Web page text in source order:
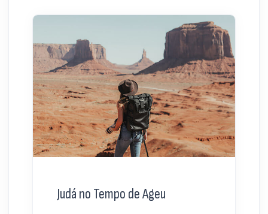
Judá no Tempo de Ageu